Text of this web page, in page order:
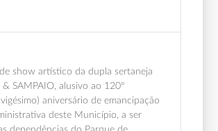
show artístico da dupla sertaneja
SAMPAIO, alusivo ao 120º
aniversário de emancipação
deste Município, a ser